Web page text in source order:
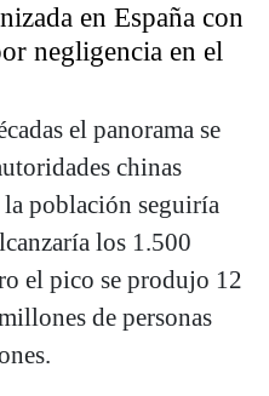
en España con
negligencia en el
el panorama se
chinas
población seguiría
los 1.500
el pico se produjo 12
de personas